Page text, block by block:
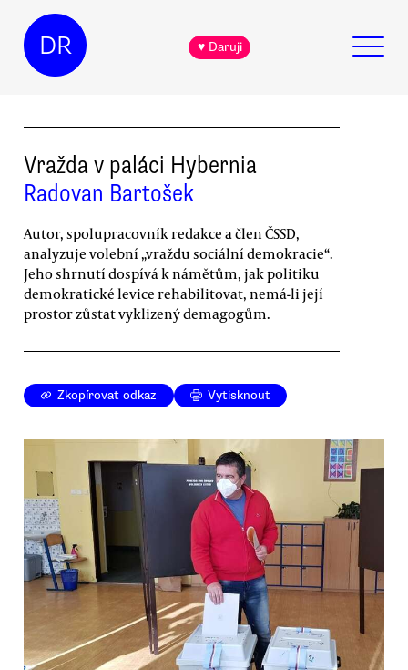
DR ♥ Daruji
Vražda v paláci Hybernia
Radovan Bartošek
Autor, spolupracovník redakce a člen ČSSD,
analyzuje volební „vraždu sociální demokracie“.
Jeho shrnutí dospívá k námětům, jak politiku
demokratické levice rehabilitovat, nemá-li její
prostor zůstat vyklizený demagogům.
Zkopírovat odkaz Vytisknout